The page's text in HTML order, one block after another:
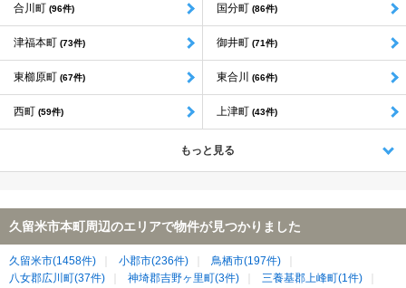
合川町 (96件) 国分町 (86件)
津福本町 (73件) 御井町 (71件)
東櫛原町 (67件) 東合川 (66件)
西町 (59件) 上津町 (43件)
もっと見る
久留米市本町周辺のエリアで物件が見つかりました
久留米市(1458件) 小郡市(236件)
鳥栖市(197件)
八女郡広川町(37件)
神埼郡吉野ヶ里町(3件) 三養基郡上峰町(1件)